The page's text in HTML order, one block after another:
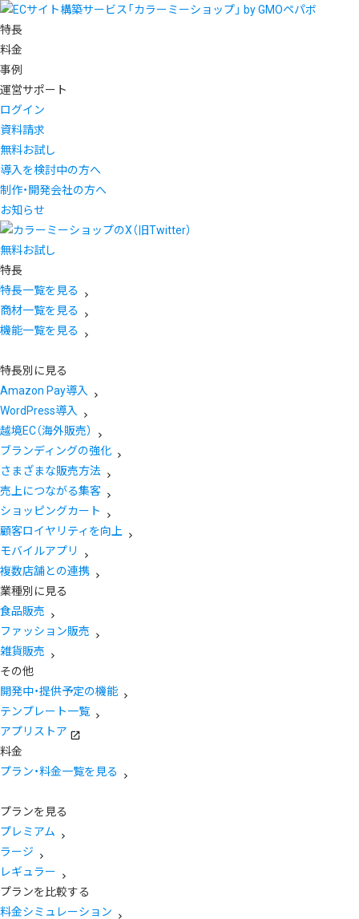
特長
料金
事例
運営サポート
ログイン
資料請求
無料お試し
導入を検討中の方へ
制作・開発会社の方へ
お知らせ
無料お試し
特長
特長一覧を見る
商材一覧を見る
機能一覧を見る
特長別に見る
Amazon Pay導入
WordPress導入
越境EC（海外販売）
ブランディングの強化
さまざまな販売方法
売上につながる集客
ショッピングカート
顧客ロイヤリティを向上
モバイルアプリ
複数店舗との連携
業種別に見る
食品販売
ファッション販売
雑貨販売
その他
開発中・提供予定の機能
テンプレート一覧
アプリストア
料金
プラン・料金一覧を見る
プランを見る
プレミアム
ラージ
レギュラー
プランを比較する
料金シミュレーション